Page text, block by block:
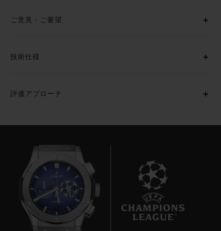
ご意見・ご要望
技術仕様
評価アプローチ
7